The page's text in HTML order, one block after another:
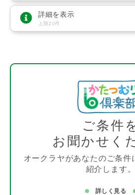
詳細を表示
上限20件
ご条件
お聞かせく
オークラヤがあなたのご条件
紹介します。
詳しく見る